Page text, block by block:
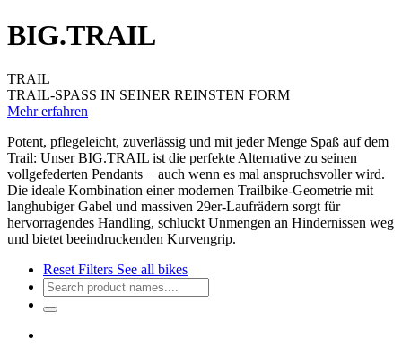
BIG.TRAIL
TRAIL
TRAIL-SPASS IN SEINER REINSTEN FORM
Mehr erfahren
Potent, pflegeleicht, zuverlässig und mit jeder Menge Spaß auf dem
Trail: Unser BIG.TRAIL ist die perfekte Alternative zu seinen
vollgefederten Pendants − auch wenn es mal anspruchsvoller wird.
Die ideale Kombination einer modernen Trailbike-Geometrie mit
langhubiger Gabel und massiven 29er-Laufrädern sorgt für
hervorragendes Handling, schluckt Unmengen an Hindernissen weg
und bietet beeindruckenden Kurvengrip.
Reset Filters See all bikes